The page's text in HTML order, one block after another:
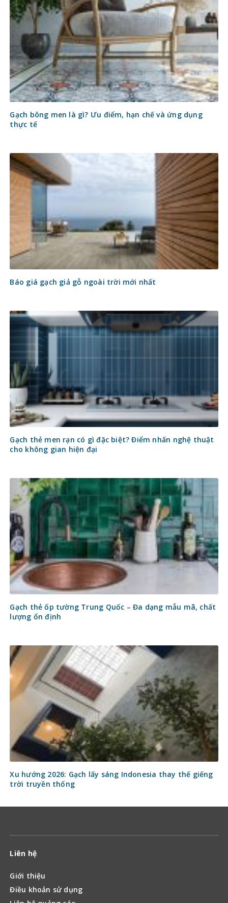
Gạch bông men là gì? Ưu điểm, hạn chế và ứng dụng
thực tế
Báo giá gạch giả gỗ ngoài trời mới nhất
Gạch thẻ men rạn có gì đặc biệt? Điểm nhấn nghệ thuật
cho không gian hiện đại
Gạch thẻ ốp tường Trung Quốc – Đa dạng mẫu mã, chất
lượng ổn định
Xu hướng 2026: Gạch lấy sáng Indonesia thay thế giếng
trời truyền thống
Liên hệ
Giới thiệu
Điều khoản sử dụng